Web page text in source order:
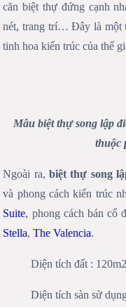
căn biệt thự đứng cạnh
nét, trang trí… Đây là một
tinh hoa kiến trúc của thế
Mẫu biệt thự song lập
thuộc
Ngoài ra,biệt thự song
và phong cách kiến trúc
Suite, phong cách bán
Stella,The Valencia.
Diện tích đất :
Diện tích sàn sử